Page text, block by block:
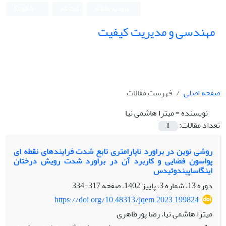
مهندسی و مدیریت کیفیت
صفحه اصلی
فهرست مقالات
نویسنده =میترا هاشمی نیا
تعداد مقالات:
1
روشی نوین در براورد ناپارامتری تابع شدت فرایندهای نقطه ای
پواسون فضایی و کاربرد آن در براورد شدت رویش درختان
اینگاساپیندوئیدس
دوره 13، شماره 3، پاییز 1402، صفحه
317-334
https://doi.org/10.48313/jqem.2023.199824
میترا هاشمی نیا، رضا پورطاهری